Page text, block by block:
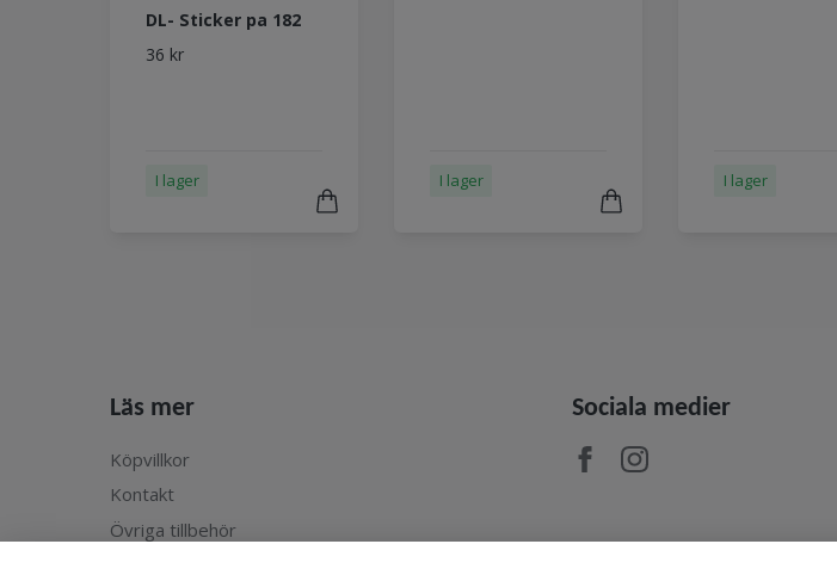
DL- Sticker pa 182
36 kr
I lager I lager I lager
Läs mer
Köpvillkor
Kontakt
Övriga tillbehör
Sociala medier